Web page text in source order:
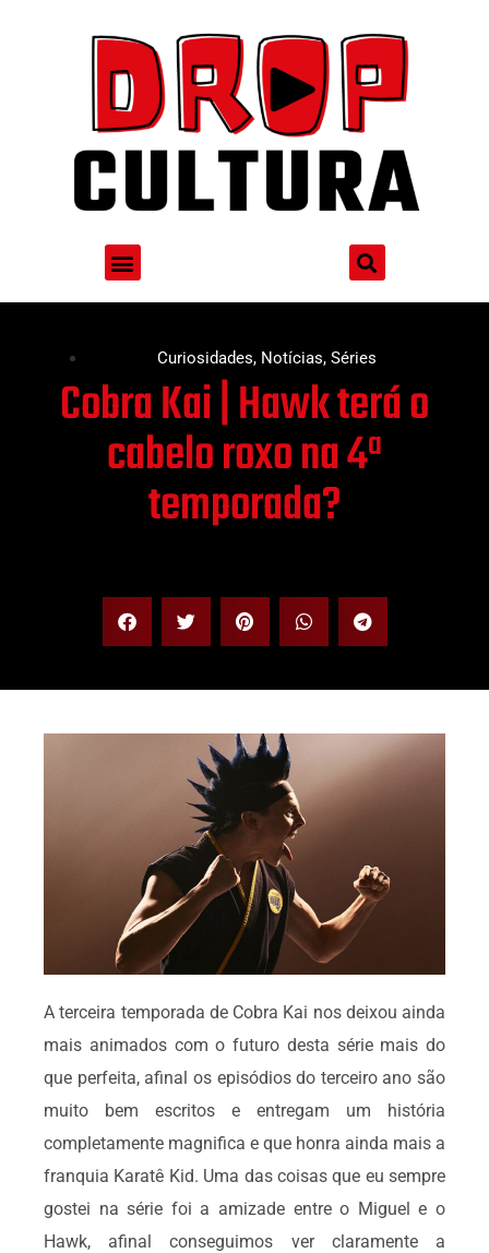
Curiosidades, Notícias, Séries
Cobra Kai | Hawk terá o
cabelo roxo na 4ª
temporada?
A terceira temporada de Cobra Kai nos deixou ainda
mais animados com o futuro desta série mais do
que perfeita, afinal os episódios do terceiro ano são
muito bem escritos e entregam um história
completamente magnifica e que honra ainda mais a
franquia Karatê Kid. Uma das coisas que eu sempre
gostei na série foi a amizade entre o Miguel e o
Hawk, afinal conseguimos ver claramente a